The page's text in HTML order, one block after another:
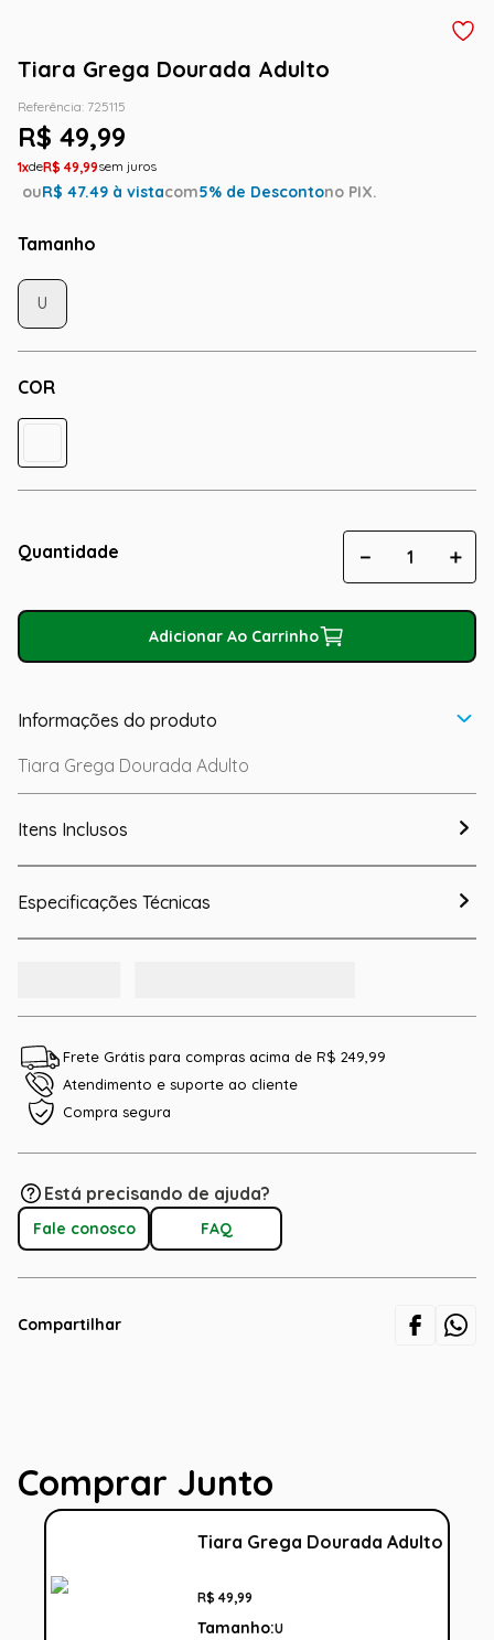
Tiara Grega Dourada Adulto
Referência: 725115
R$ 49,99
1 R$ 49,99
ouR$ 47.49 à vistacom5% de Descontono PIX.
Tamanho
COR
U
Quantidade ＋
－
Adicionar Ao Carrinho
Informações do produto
Tiara Grega Dourada Adulto
Itens Inclusos
Especificações Técnicas
Frete Grátis para compras acima de R$ 249,99
Atendimento e suporte ao cliente
Compra segura
Está precisando de ajuda?
Fale conosco FAQ
Compartilhar
Comprar Junto
Tiara Grega Dourada Adulto
R$ 49,99
Tamanho:U